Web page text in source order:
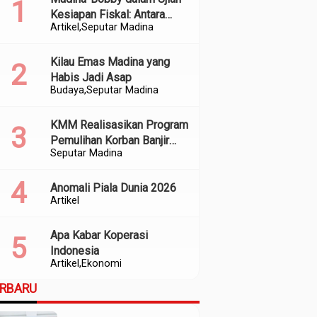
Artikel Seputar Madina
Kesiapan Fiskal: Antara
Kedekatan Politik dan
BudayaSeputar Madina
Kilau Emas Madina yang
Habis Jadi Asap
Seputar Madina
KMM Realisasikan Program
Pemulihan Korban Banjir
dan Longsor di Kabupaten
Artikel
Anomali Piala Dunia 2026
Artikel Ekonomi
Apa Kabar Koperasi
Indonesia